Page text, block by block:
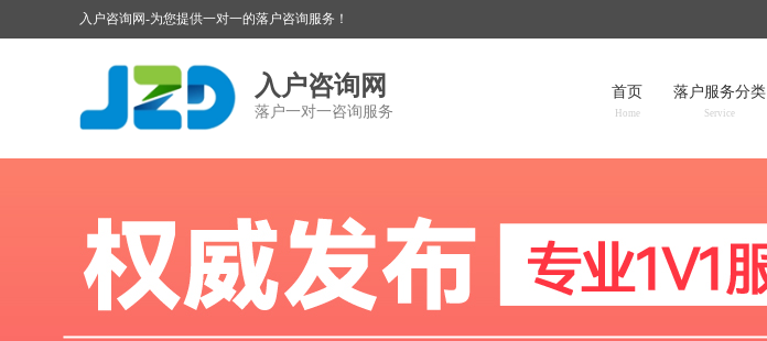
入户咨询网-为您提供一对一的落户咨询服务！
入户咨询网
落户一对一咨询服务
首页
Home
落户服务分类
Service